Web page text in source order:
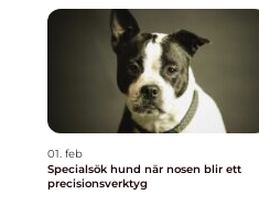
01. feb
Specialsök hund när nosen blir ett
precisionsverktyg